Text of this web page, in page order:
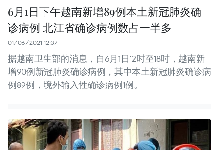
6月1日下午越南新增89例本土新冠肺炎确
诊病例 北江省确诊病例数占一半多
01/06/2021 12:37
据越南卫生部的消息，自6月1日12时至18时，越南新
增90例新冠肺炎确诊病例，其中本土新冠肺炎确诊病
例89例，境外输入性确诊病例1例。